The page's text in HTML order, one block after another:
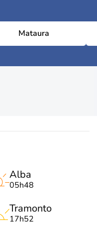
Mataura
Alba
05h48
Tramonto
17h52